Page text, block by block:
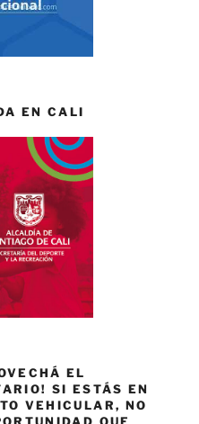
EN CALI
EL
SI ESTÁS EN
VEHICULAR, NO
QUE